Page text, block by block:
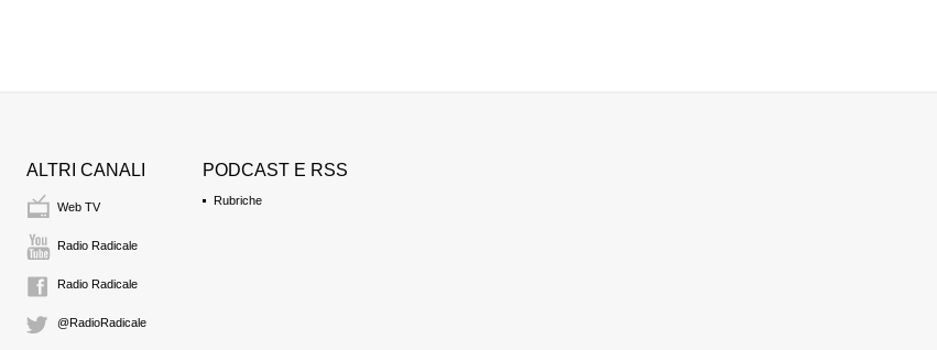
ALTRI CANALI
Web TV
Radio Radicale
Radio Radicale
@RadioRadicale
PODCAST E RSS
Rubriche